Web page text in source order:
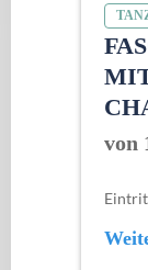
von